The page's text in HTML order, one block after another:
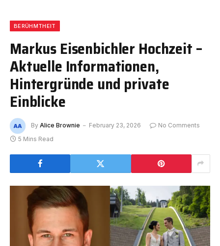
BERÜHMTHEIT
Markus Eisenbichler Hochzeit –
Aktuelle Informationen,
Hintergründe und private
Einblicke
By Alice Brownie February 23, 2026
No Comments
5 Mins Read